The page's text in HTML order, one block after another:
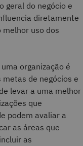
geral do negócio e
diretamente
uso dos
organização é
de negócios e
levar a uma melhor
que
podem avaliar a
as áreas que
as